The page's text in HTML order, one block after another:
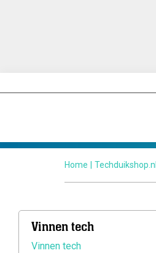
Home Techduikshop.nl
Vinnen tech
Vinnen tech